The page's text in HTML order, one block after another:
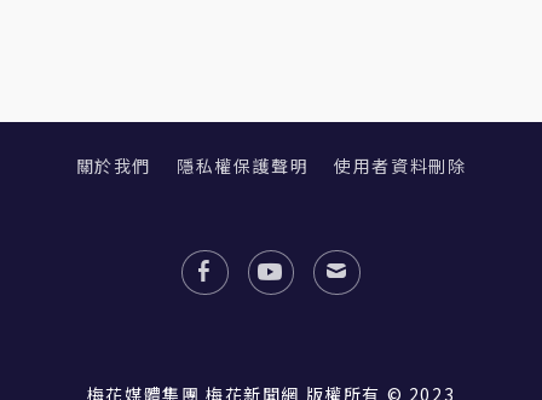
關於我們 隱私權保護聲明 使用者資料刪除
梅花媒體集團 梅花新聞網 版權所有 © 2023